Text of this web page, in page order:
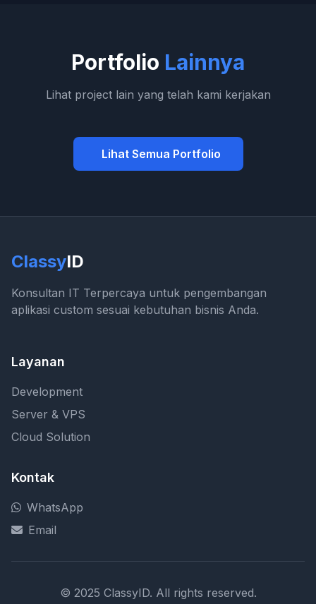
Portfolio Lainnya
Lihat project lain yang telah kami kerjakan
Lihat Semua Portfolio
ClassyID
Konsultan IT Terpercaya untuk pengembangan
aplikasi custom sesuai kebutuhan bisnis Anda.
Layanan
Development
Server & VPS
Cloud Solution
Kontak
WhatsApp
Email
© 2025 ClassyID. All rights reserved.